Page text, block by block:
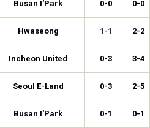
Busan I'Park 0-0 0-0
Hwaseong 1-1 2-2
Incheon United 0-3 3-4
Seoul E-Land 0-3 2-5
Busan I'Park 0-1 0-1